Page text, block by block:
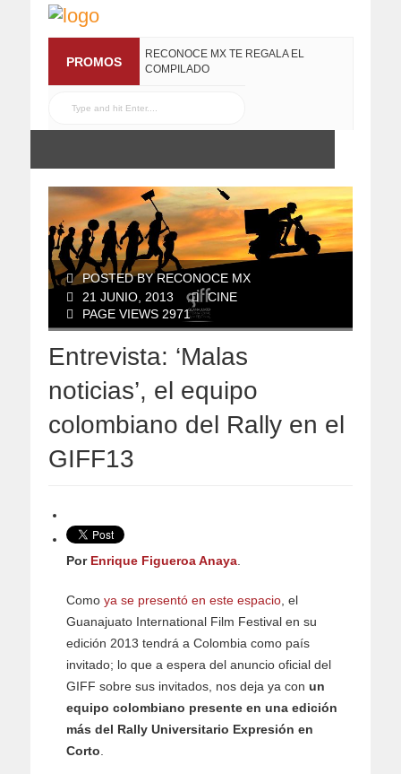
PROMOS
RECONOCE MX TE REGALA EL
COMPILADO
POSTED BY RECONOCE MX
21 JUNIO, 2013
CINE
PAGE VIEWS 2971
Entrevista: ‘Malas
noticias’, el equipo
colombiano del Rally en el
GIFF13
Por Enrique Figueroa Anaya
Como ya se presentó en este espacio , el
Guanajuato International Film Festival en su
edición 2013 tendrá a Colombia como país
invitado; lo que a espera del anuncio oficial del
GIFF sobre sus invitados, nos deja ya con un
equipo colombiano presente en una edición
más del Rally Universitario Expresión en
Corto